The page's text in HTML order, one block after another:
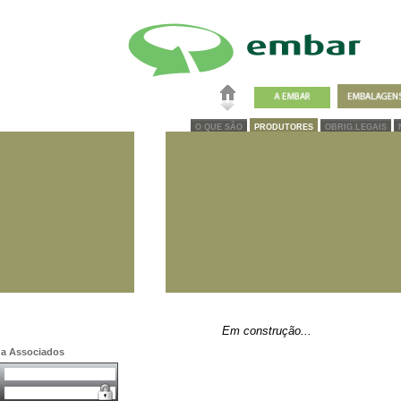
O QUE SÃO PRODUTORES OBRIG.LEGAIS
Associados
Em construção...